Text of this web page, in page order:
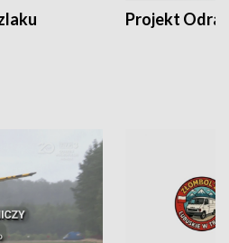
Projekt Odra